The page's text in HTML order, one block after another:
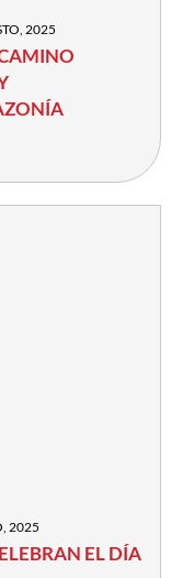
2025
2025
EL DÍA